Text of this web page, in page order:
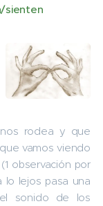
sienten
rodea y que
vamos viendo
observación por
lo lejos pasa una
sonido de los